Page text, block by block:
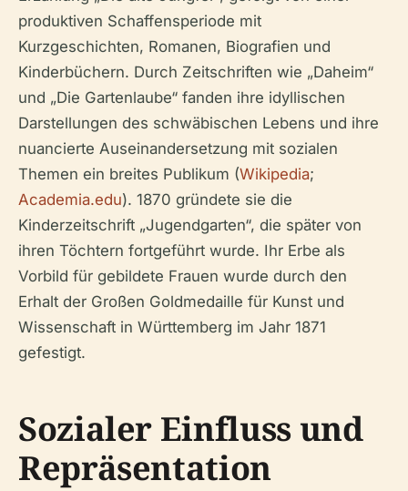
produktiven Schaffensperiode mit
Kurzgeschichten, Romanen, Biografien und
Kinderbüchern. Durch Zeitschriften wie „Daheim“
und „Die Gartenlaube“ fanden ihre idyllischen
Darstellungen des schwäbischen Lebens und ihre
nuancierte Auseinandersetzung mit sozialen
Themen ein breites Publikum (Wikipedia;
Academia.edu). 1870 gründete sie die
Kinderzeitschrift „Jugendgarten“, die später von
ihren Töchtern fortgeführt wurde. Ihr Erbe als
Vorbild für gebildete Frauen wurde durch den
Erhalt der Großen Goldmedaille für Kunst und
Wissenschaft in Württemberg im Jahr 1871
gefestigt.
Sozialer Einfluss und
Repräsentation